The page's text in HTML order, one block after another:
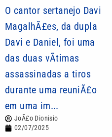
O cantor sertanejo Davi
MagalhÃ£es, da dupla
Davi e Daniel, foi uma
das duas vÃ­timas
assassinadas a tiros
durante uma reuniÃ£o
em uma im...
JoÃ£o Dionisio
02/07/2025